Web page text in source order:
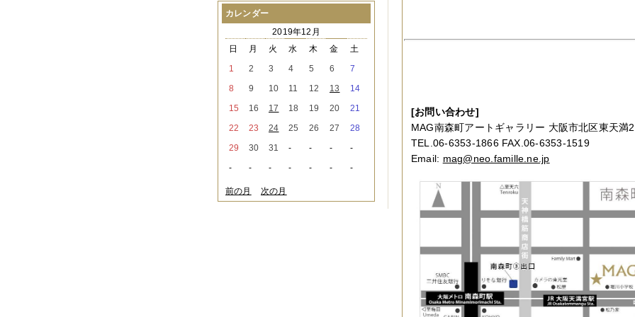
[お問い合わせ]
MAG南森町アートギャラリー 大阪市北区東天満
TEL.06-6353-1866 FAX.06-6353-1519
Email: mag@neo.famille.ne.jp
2021年08月
2021年07月（1件）
2021年06月（3件）
2021年05月（2件）
2021年03月 （3件）
2021年02月 （1件）
2020年12月（3件）
2020年11月（6件）
2020年09月（5件）
2020年06月（2件）
2020年04月（4件）
カレンダー
2019年12月
日
月 火 水 木 金
土
1
2 3 4 5 6
7
8
9 10 11 12 13
14
15
16 17 18 19 20
21
22
23 24 25 26 27
28
29
30 31 - - -
-
-
- - - - - -
前の月 次の月